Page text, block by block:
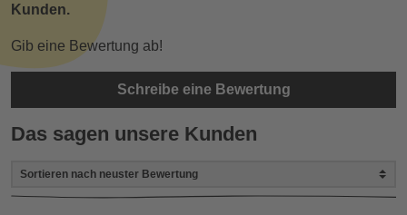
Kunden.
Gib eine Bewertung ab!
Schreibe eine Bewertung
Das sagen unsere Kunden